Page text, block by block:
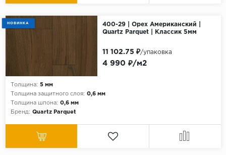
НОВИНКА
400-29 | Орех Американский |
Quartz Parquet | Классик 5мм
Толщина: 5 мм
Толщина защитного слоя: 0,6 мм
Толщина шпона: 0,6 мм
Бренд: Quartz Parquet
4 990 ₽/м2
11 102.75 ₽/упаковка